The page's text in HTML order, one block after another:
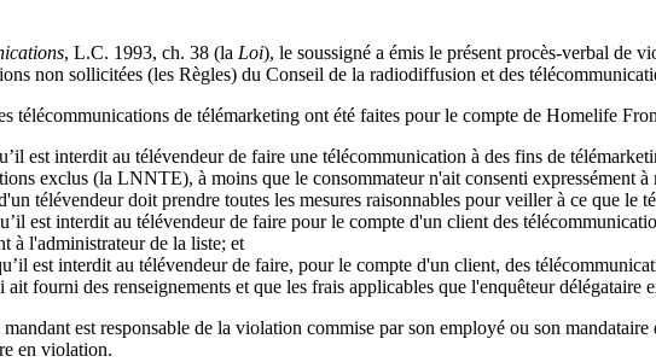
, L.C. 1993, ch. 38 (la Loi), le soussigné a émis le présent procès-verbal de
non sollicitées (les Règles) du Conseil de la radiodiffusion et des
télécommunications de télémarketing ont été faites pour le compte de Homelife
est interdit au télévendeur de faire une télécommunication à des fins de
exclus (la LNNTE), à moins que le consommateur n'ait consenti expressément
télévendeur doit prendre toutes les mesures raisonnables pour veiller à ce que le
est interdit au télévendeur de faire pour le compte d'un client des
à l'administrateur de la liste; et
est interdit au télévendeur de faire, pour le compte d'un client, des
fourni des renseignements et que les frais applicables que l'enquêteur délégataire
est responsable de la violation commise par son employé ou son
en violation.